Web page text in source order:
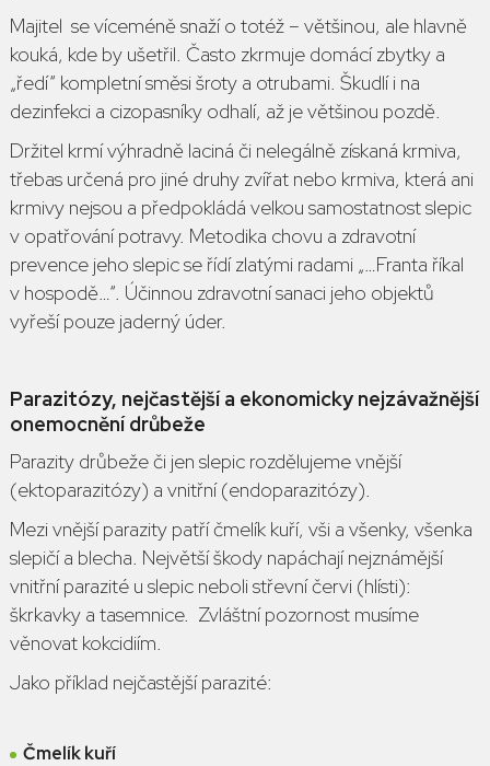
Majitel se víceméně snaží o totéž – většinou, ale hlavně
kouká, kde by ušetřil. Často zkrmuje domácí zbytky a
„ředí“ kompletní směsi šroty a otrubami. Škudlí i na
dezinfekci a cizopasníky odhalí, až je většinou pozdě.
Držitel krmí výhradně laciná či nelegálně získaná krmiva,
třebas určená pro jiné druhy zvířat nebo krmiva, která ani
krmivy nejsou a předpokládá velkou samostatnost slepic
v opatřování potravy. Metodika chovu a zdravotní
prevence jeho slepic se řídí zlatými radami „… Franta říkal
v hospodě …“. Účinnou zdravotní sanaci jeho objektů
vyřeší pouze jaderný úder.
Parazitózy, nejčastější a ekonomicky nejzávažnější
onemocnění drůbeže
Parazity drůbežeči jen slepic rozdělujeme vnější
(ektoparazitózy) a vnitřní (endoparazitózy).
Mezi vnější parazity patříčmelík kuří, vši a všenky, všenka
slepičía blecha. Největší škody napáchají nejznámější
vnitřní parazité u slepicneboli střevní červi (hlísti):
škrkavky a tasemnice. Zvláštní pozornost musíme
věnovat kokcidiím.
Jako příklad nejčastější parazité:
Čmelík kuří